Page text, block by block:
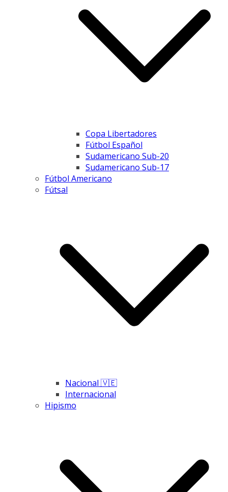
Copa Libertadores
Fútbol Español
Sudamericano Sub-20
Sudamericano Sub-17
Fútbol Americano
Fútsal
Nacional 🇻🇪
Internacional
Hipismo